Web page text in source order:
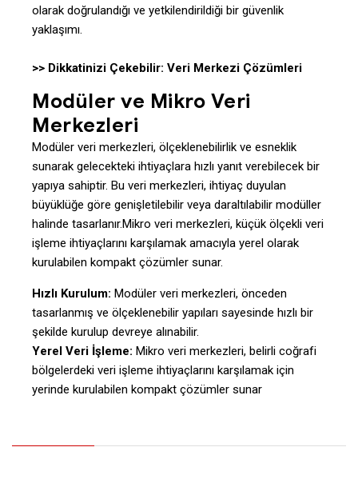
olarak doğrulandığı ve yetkilendirildiği bir güvenlik
yaklaşımı.
>> Dikkatinizi Çekebilir: Veri Merkezi Çözümleri
Modüler ve Mikro Veri
Merkezleri
Modüler veri merkezleri, ölçeklenebilirlik ve esneklik
sunarak gelecekteki ihtiyaçlara hızlı yanıt verebilecek bir
yapıya sahiptir. Bu veri merkezleri, ihtiyaç duyulan
büyüklüğe göre genişletilebilir veya daraltılabilir modüller
halinde tasarlanır.Mikro veri merkezleri, küçük ölçekli veri
işleme ihtiyaçlarını karşılamak amacıyla yerel olarak
kurulabilen kompakt çözümler sunar.
Hızlı Kurulum: Modüler veri merkezleri, önceden
tasarlanmış ve ölçeklenebilir yapıları sayesinde hızlı bir
şekilde kurulup devreye alınabilir.
Yerel Veri İşleme: Mikro veri merkezleri, belirli coğrafi
bölgelerdeki veri işleme ihtiyaçlarını karşılamak için
yerinde kurulabilen kompakt çözümler sunar